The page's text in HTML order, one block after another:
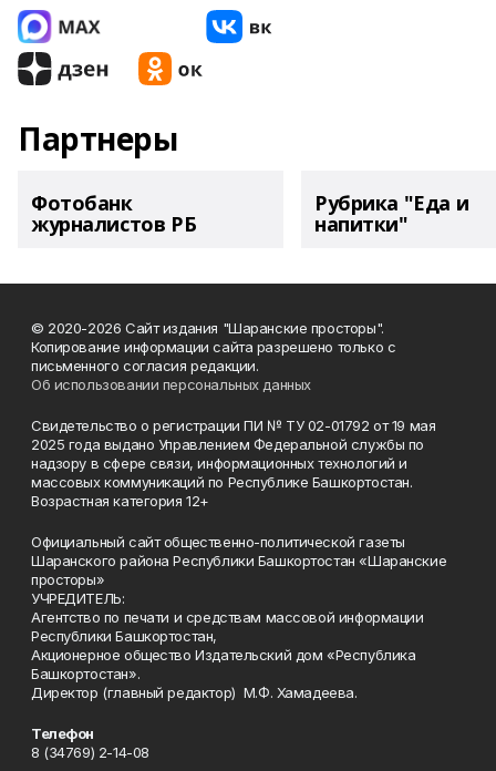
Партнеры
Фотобанк
журналистов РБ
Рубрика "Еда и
напитки"
© 2020-2026 Сайт издания "Шаранские просторы".
Копирование информации сайта разрешено только с
письменного согласия редакции.
Об использовании персональных данных
Свидетельство о регистрации ПИ № ТУ 02-01792 от 19 мая
2025 года выдано Управлением Федеральной службы по
надзору в сфере связи, информационных технологий и
массовых коммуникаций по Республике Башкортостан.
Возрастная категория 12+
Официальный сайт общественно-политической газеты
Шаранского района Республики Башкортостан «Шаранские
просторы»
УЧРЕДИТЕЛЬ:
Агентство по печати и средствам массовой информации
Республики Башкортостан,
Акционерное общество Издательский дом «Республика
Башкортостан».
Директор (главный редактор) М.Ф. Хамадеева.
Телефон
8 (34769) 2-14-08